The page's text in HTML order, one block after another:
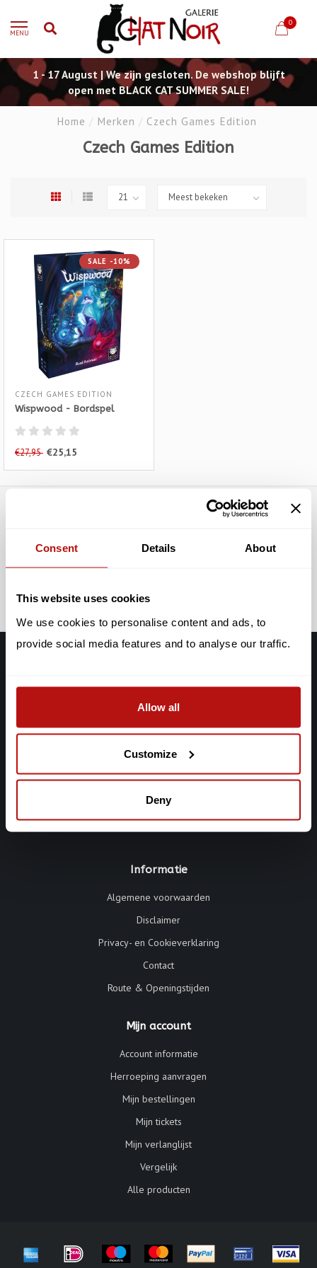
Consent Details About
This website uses cookies
We use cookies to personalise content and ads, to
provide social media features and to analyse our traffic.
Allow all
Customize
Deny
MENU
0
1 - 17 August | We zijn gesloten. De webshop blijft
open met BLACK CAT SUMMER SALE!
Home / Merken / Czech Games Edition
Czech Games Edition
SALE -10%
CZECH GAMES EDITION
Wispwood - Bordspel
€27,95 €25,15
Blijf op de hoogte over onze laatste acties
De Clercqstraat 65
1053 AD Amsterdam
Chat: +316-2927 40 58
Informatie
Algemene voorwaarden
Disclaimer
Privacy- en Cookieverklaring
Contact
Route & Openingstijden
Mijn account
Account informatie
Herroeping aanvragen
Mijn bestellingen
Mijn tickets
Mijn verlanglijst
Vergelijk
Alle producten